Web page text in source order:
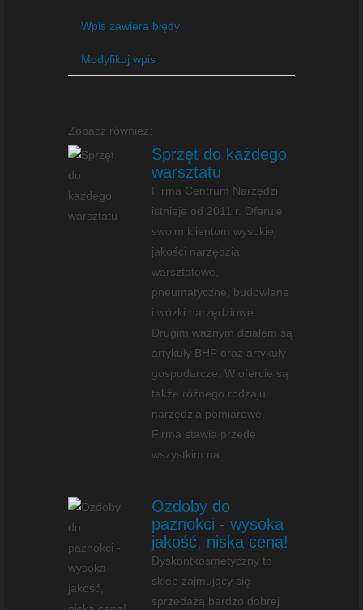
Wpis zawiera błędy
Modyfikuj wpis
Zobacz również:
Sprzęt do każdego
warsztatu
Firma Centrum Narzędzi
istnieje od 2011 r. Oferuje
swoim klientom wysokiej
jakości narzędzia
warsztatowe,
pneumatyczne, budowlane
i wózki narzędziowe.
Drugim ważnym działem są
artykuły BHP oraz artykuły
gospodarcze. W ofercie są
także różnego rodzaju
narzędzia pomiarowe.
Firma stawia przede
wszystkim na ...
Ozdoby do
paznokci - wysoka
jakość, niska cena!
Dyskontkosmetyczny to
sklep zajmujący się
sprzedażą bardzo dobrej